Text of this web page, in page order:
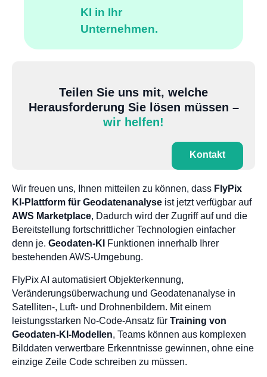
KI in Ihr
Unternehmen.
Teilen Sie uns mit, welche
Herausforderung Sie lösen müssen –
wir helfen!
Kontakt
Wir freuen uns, Ihnen mitteilen zu können, dass FlyPix
KI-Plattform für Geodatenanalyse ist jetzt verfügbar auf
AWS Marketplace, Dadurch wird der Zugriff auf und die
Bereitstellung fortschrittlicher Technologien einfacher
denn je. Geodaten-KI
Funktionen innerhalb Ihrer
bestehenden AWS-Umgebung.
FlyPix AI automatisiert Objekterkennung,
Veränderungsüberwachung und Geodatenanalyse in
Satelliten-, Luft- und Drohnenbildern. Mit einem
leistungsstarken No-Code-Ansatz für Training von
Geodaten-KI-Modellen, Teams können aus komplexen
Bilddaten verwertbare Erkenntnisse gewinnen, ohne eine
einzige Zeile Code schreiben zu müssen.